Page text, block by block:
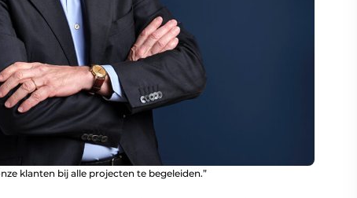
klanten bij alle projecten te begeleiden.”